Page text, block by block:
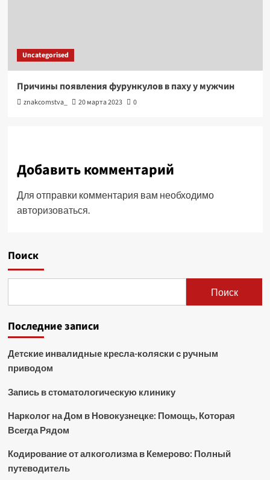
Uncategorised
Причины появления фурункулов в паху у мужчин
znakcomstva_ 20 марта 2023 0
Добавить комментарий
Для отправки комментария вам необходимо
авторизоваться.
Поиск
Поиск
Последние записи
Детские инвалидные кресла-коляски с ручным
приводом
Запись в стоматологическую клинику
Нарколог на Дом в Новокузнецке: Помощь, Которая
Всегда Рядом
Кодирование от алкоголизма в Кемерово: Полный
путеводитель